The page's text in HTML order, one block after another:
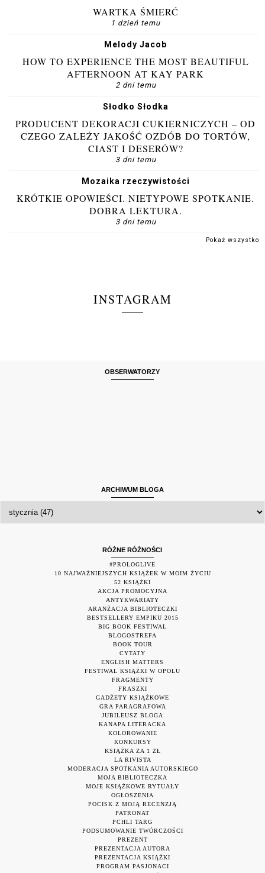
WARTKA ŚMIERĆ
1 dzień temu
Melody Jacob
HOW TO EXPERIENCE THE MOST BEAUTIFUL
AFTERNOON AT KAY PARK
2 dni temu
Słodko Słodka
PRODUCENT DEKORACJI CUKIERNICZYCH – OD
CZEGO ZALEŻY JAKOŚĆ OZDÓB DO TORTÓW,
CIAST I DESERÓW?
3 dni temu
Mozaika rzeczywistości
KRÓTKIE OPOWIEŚCI. NIETYPOWE SPOTKANIE.
DOBRA LEKTURA.
3 dni temu
Pokaż wszystko
INSTAGRAM
OBSERWATORZY
ARCHIWUM BLOGA
RÓŻNE RÓŻNOŚCI
#PROLOGLIVE
10 NAJWAŻNIEJSZYCH KSIĄŻEK W MOIM ŻYCIU
52 KSIĄŻKI
AKCJA PROMOCYJNA
ANTYKWARIATY
ARANŻACJA BIBLIOTECZKI
BESTSELLERY EMPIKU 2015
BIG BOOK FESTIWAL
BLOGOSTREFA
BOOK TOUR
CYTATY
ENGLISH MATTERS
FESTIWAL KSIĄŻKI W OPOLU
FRAGMENTY
FRASZKI
GADŻETY KSIĄŻKOWE
GRA PARAGRAFOWA
JUBILEUSZ BLOGA
KANAPA LITERACKA
KOLOROWANIE
KONKURSY
KSIĄŻKA ZA 1 ZŁ
LA RIVISTA
MODERACJA SPOTKANIA AUTORSKIEGO
MOJA BIBLIOTECZKA
MOJE KSIĄŻKOWE RYTUAŁY
OGŁOSZENIA
POCISK Z MOJĄ RECENZJĄ
PATRONAT
PCHLI TARG
PODSUMOWANIE TWÓRCZOŚCI
PREZENT
PREZENTACJA AUTORA
PREZENTACJA KSIĄŻKI
PROGRAM PASJONACI